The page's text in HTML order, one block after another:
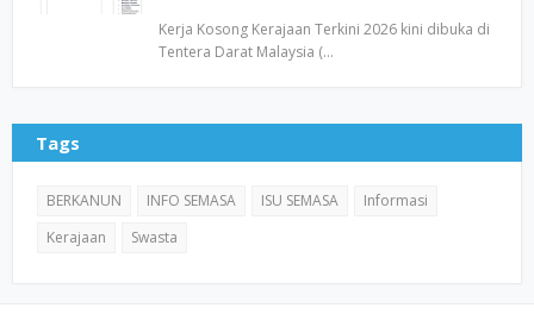
Kerja Kosong Kerajaan Terkini 2026 kini dibuka di
Tentera Darat Malaysia (…
Tags
BERKANUN INFO SEMASA ISU SEMASA
Informasi
Kerajaan
Swasta